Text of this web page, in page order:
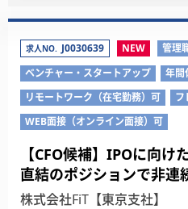
求人NO. J0030639 NEW
管理
ベンチャー・スタートアップ
年間
リモートワーク（在宅勤務）可
フ
WEB面接（オンライン面接）可
【CFO候補】IPOに向
直結のポジションで非連
株式会社FiT【東京支社】